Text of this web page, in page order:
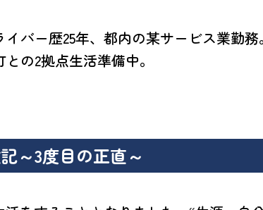
イバー歴25年、都内の某サービス業勤務
の2拠点生活準備中。
～3度目の正直～